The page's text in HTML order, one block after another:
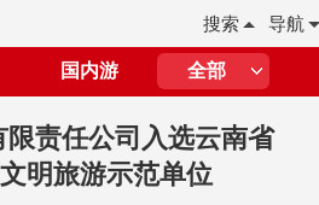
导航
搜索
国内游 全部
责任公司入选云南省
明旅游示范单位